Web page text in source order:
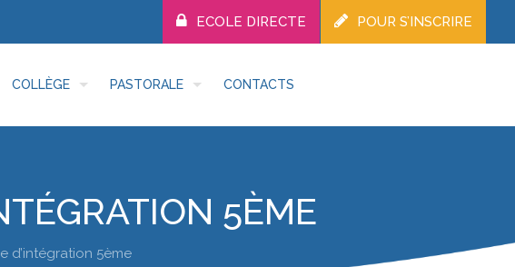
ECOLE DIRECTE POUR S’INSCRIRE
COLLÈGE PASTORALE CONTACTS
5ÈME
d’intégration 5ème